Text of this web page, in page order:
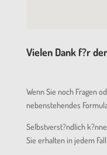
Vielen Dank f?r
Wenn Sie noch Fragen
nebenstehendes
Selbstverst?ndlich
Sie erhalten in jedem